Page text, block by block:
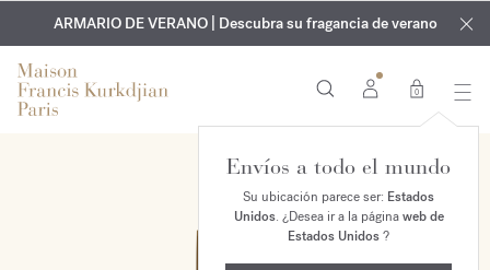
EXCLUSIVO | Descubra la nueva fragancia OUD
velvet mood
en su pedido*
GRABADO GRATUITO | En todas las fragancias y aceites
corporales hasta el 9 de agosto
ARMARIO DE VERANO | Descubra su fragancia de verano
0
Envíos a todo el mundo
Su ubicación parece ser: Estados
Unidos. ¿Desea ir a la páginaweb de
Estados Unidos?